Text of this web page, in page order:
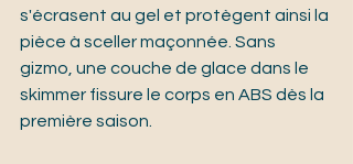
s'écrasent au gel et protègent ainsi la
pièce à sceller maçonnée. Sans
gizmo, une couche de glace dans le
skimmer fissure le corps en ABS dès la
première saison.